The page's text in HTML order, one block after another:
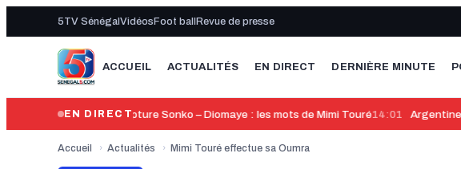
5TV Sénégal Vidéos Foot ball Revue de presse
ACCUEIL ACTUALITÉS EN DIRECT DERNIÈRE MINUTE
EN DIRECT
14:05 Rupture Sonko – Diomaye : les mots de Mimi Touré14:01 Argentine :
Accueil › Actualités › Mimi Touré effectue sa Oumra